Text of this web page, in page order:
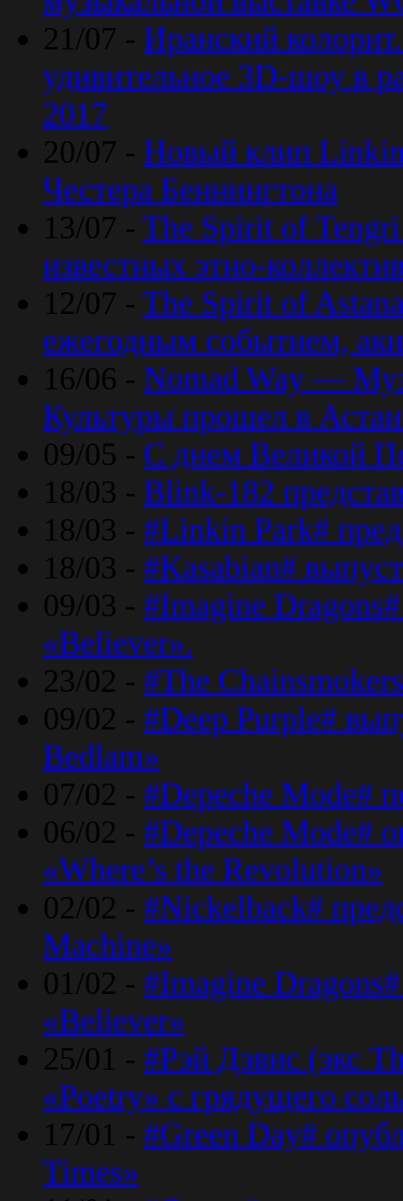
21/07 - Иранский
удивительное 3D-шоу в
2017
20/07 - Новый клип Linkin
Честера Беннингтона
13/07 - The Spirit of Tengri
известных этно-
12/07 - The Spirit of
ежегодным событием,
16/06 - Nomad Way —
Культуры прошел в
09/05 - С днем Великой
18/03 - Blink-182
18/03 - #Linkin Park#
18/03 - #Kasabian#
09/03 - #Imagine
«Believer».
23/02 - #The
09/02 - #Deep Purple#
Bedlam»
07/02 - #Depeche Mode#
06/02 - #Depeche Mode#
«Where’s the Revolution»
02/02 - #Nickelback#
Machine»
01/02 - #Imagine
«Believer»
25/01 - #Рэй Дэвис (экс
«Poetry» с грядущего
17/01 - #Green Day#
Times»